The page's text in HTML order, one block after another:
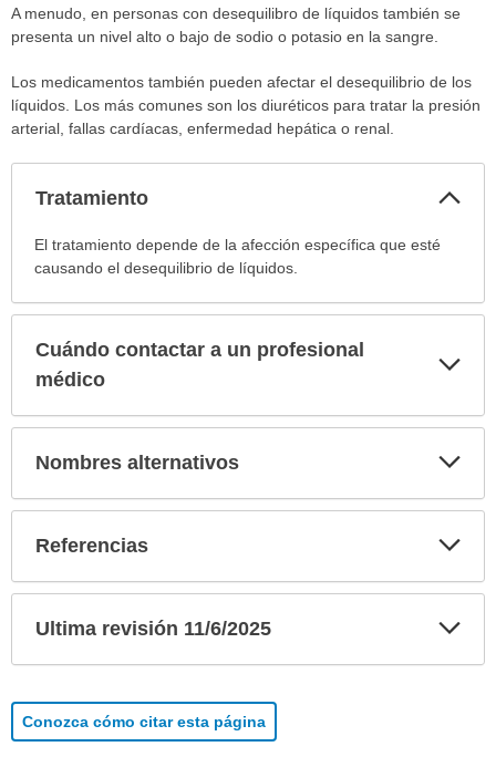
A menudo, en personas con desequilibro de líquidos también se
presenta un nivel alto o bajo de sodio o potasio en la sangre.
Los medicamentos también pueden afectar el desequilibrio de los
líquidos. Los más comunes son los diuréticos para tratar la presión
arterial, fallas cardíacas, enfermedad hepática o renal.
Tratamiento
Tratamiento
extendido.
El tratamiento depende de la afección específica que esté
causando el desequilibrio de líquidos.
Cuándo contactar a un profesional
médico
Nombres alternativos
Referencias
Ultima revisión 11/6/2025
Conozca cómo citar esta página